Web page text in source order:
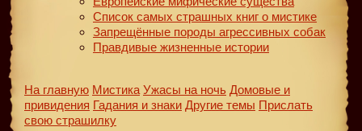
Список самых страшных книг о мистике
Запрещённые породы агрессивных собак
Правдивые жизненные истории
На главную Мистика Ужасы на ночь Домовые и
привидения Гадания и знаки Другие темы Прислать
свою страшилку